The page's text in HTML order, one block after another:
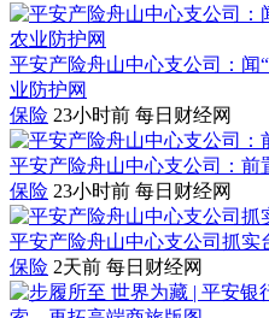
平安产险舟山中心支公司：闻
业防护网
保险 23小时前 每日财经网
平安产险舟山中心支公司：前
保险 23小时前 每日财经网
平安产险舟山中心支公司抓实
保险 2天前 每日财经网